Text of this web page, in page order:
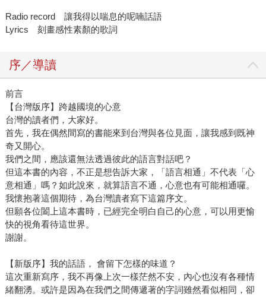
Radio record 讓我得以喘息的呢喃話語
Lyrics 刻畫感性素顏的歌詞
序／導讀
前言
【台灣版序】跨越國境的心意
台灣的讀者們，大家好。
首先，我在偶然間寫的書能來到台灣與各位見面，讓我感到既神
奇又開心。
我們之間，應該還無法透過彼此的語言對話吧？
但這本書的內容，不正是想告訴大家，「語言相通」不代表「心
意相通」嗎？如此說來，就算語言不通，心意也有可能相通囉。
我懷抱著這個期待，為台灣讀者寫下這篇序文。
但願各位闔上這本書時，已經完全明白自己的心意，可以用更愉
快的視角看待這世界。
謝謝。
【新版序】我的話語， 會留下怎樣的味道？
這次重新寫序，我不再像上次一樣茫然不安，內心也沒有各種情
緒翻湧。或許是因為在我們之間傳遞著的字詞雖然看似相同，卻